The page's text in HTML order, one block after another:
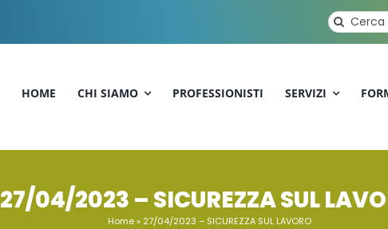
Cerca
per:
HOME CHI SIAMO PROFESSIONISTI SERVIZI
27/04/2023 – SICUREZZA SUL
Home» 27/04/2023 – SICUREZZA SUL LAVORO